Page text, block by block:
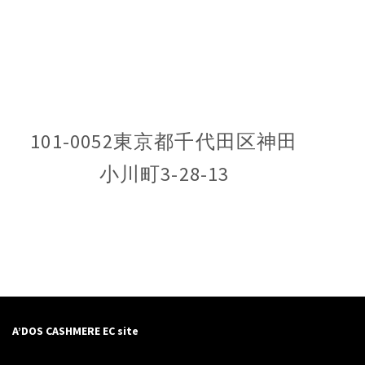
101-0052東京都千代田区神田
小川町3-28-13
A’DOS CASHMERE EC site